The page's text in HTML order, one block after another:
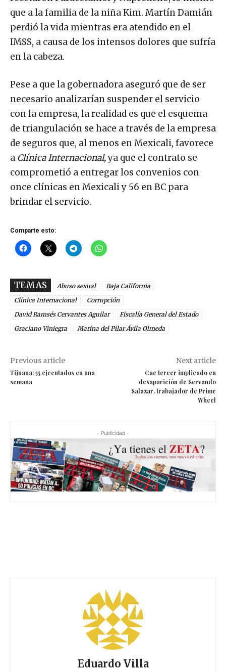
que a la familia de la niña Kim. Martín Damián
perdió la vida mientras era atendido en el
IMSS, a causa de los intensos dolores que sufría
en la cabeza.
Pese a que la gobernadora aseguró que de ser
necesario analizarían suspender el servicio
con la empresa, la realidad es que el esquema
de triangulación se hace a través de la empresa
de seguros que, al menos en Mexicali, favorece
a Clínica Internacional,ya que el contrato se
comprometió a entregar los convenios con
once clínicas en Mexicali y 56 en BC para
brindar el servicio.
Comparte esto:
TEMAS Abuso sexual
Baja California
Clínica Internacional
Corrupción
David Ramsés Cervantes Aguilar
Fiscalía General del Estado
Graciano Viniegra
Marina del Pilar Ávila Olmeda
Previous article
Tijuana: 55 ejecutados en una
semana
Next article
Cae tercer implicado en
desaparición de Servando
Salazar, trabajador de Prime
Wheel
- Publicidad -
Eduardo Villa